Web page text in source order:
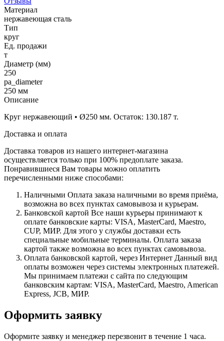
Материал
нержавеющая сталь
Тип
круг
Ед. продажи
т
Диаметр (мм)
250
pa_diameter
250 мм
Описание
Круг нержавеющий • Ø250 мм. Остаток: 130.187 т.
Доставка и оплата
Доставка товаров из нашего интернет-магазина
осуществляется только при 100% предоплате заказа.
Понравившиеся Вам товары можно оплатить
перечисленными ниже способами:
Наличными Оплата заказа наличными во время приёма,
возможна во всех пунктах самовывоза и курьерам.
Банковской картой Все наши курьеры принимают к
оплате банковские карты: VISA, MasterCard, Maestro,
CUP, МИР. Для этого у службы доставки есть
специальные мобильные терминалы. Оплата заказа
картой также возможна во всех пунктах самовывоза.
Оплата банковской картой, через Интернет Данный вид
оплаты возможен через системы электронных платежей.
Мы принимаем платежи с сайта по следующим
банковским картам: VISA, MasterCard, Maestro, American
Express, JCB, МИР.
Оформить заявку
Оформите заявку и менеджер перезвонит в течение 1 часа.